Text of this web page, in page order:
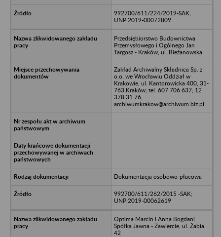
992700/611/224/2019-SAK;
UNP:2019-00072809
Przedsiębiorstwo Budownictwa
Przemysłowego i Ogólnego Jan
Targosz - Kraków, ul. Bieżanowska
Zakład Archiwalny Składnica Sp. z
o.o. we Wrocławiu Oddział w
Krakowie, ul. Kantorowicka 400, 31-
763 Kraków; tel. 607 706 637; 12
378 31 76;
archiwumkrakow@archiwum.biz.pl
Dokumentacja osobowo-płacowa
992700/611/262/2015 -SAK;
UNP:2019-00062619
Optima Marcin i Anna Bogdani
Spółka Jawna - Zawiercie, ul. Żabia
42